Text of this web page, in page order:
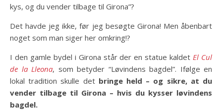
kys, og du vender tilbage til Girona”?
Det havde jeg ikke, før jeg besøgte Girona! Men åbenbart
noget som man siger her omkring!?
I den gamle bydel i Girona står der en statue kaldet El Cul
de la Lleona, som betyder “Løvindens bagdel”. Ifølge en
lokal tradition skulle det bringe held – og sikre, at du
vender tilbage til Girona – hvis du kysser løvindens
bagdel.